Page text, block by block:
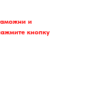
и
кнопку